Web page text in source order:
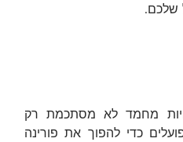
שלכם.
מחמד לא מסתכמת רק
כדי להפוך את פורינה